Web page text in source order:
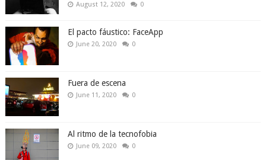
August 12, 2020 0
El pacto fáustico: FaceApp
June 20, 2020 0
Fuera de escena
June 11, 2020 0
Al ritmo de la tecnofobia
June 09, 2020 0